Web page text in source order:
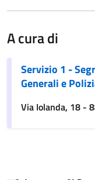
A cura di
Servizio 1 -
Generali e
Via Iolanda, 18 -